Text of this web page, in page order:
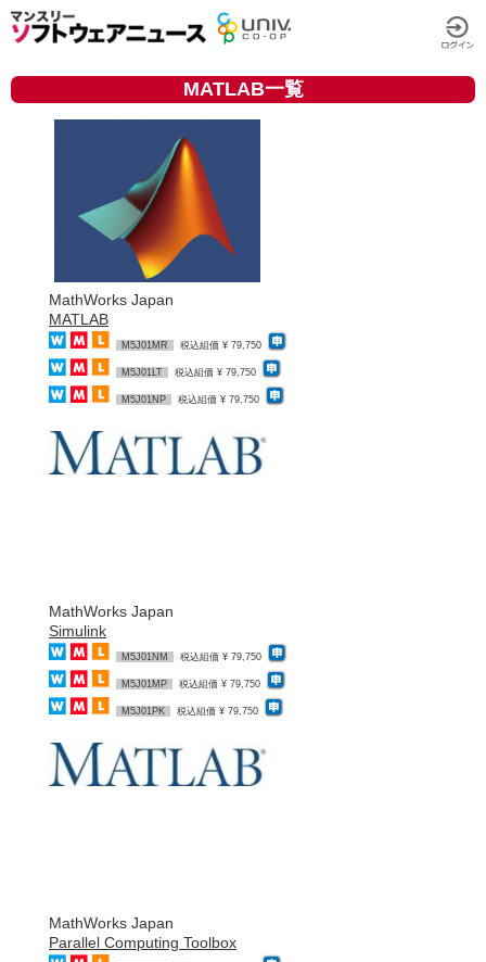
MATLAB一覧
MathWorks Japan
MATLAB
M5J01MR 税込組価 ¥ 79,750
M5J01LT 税込組価 ¥ 79,750
M5J01NP 税込組価 ¥ 79,750
MathWorks Japan
Simulink
M5J01NM 税込組価 ¥ 79,750
M5J01MP 税込組価 ¥ 79,750
M5J01PK 税込組価 ¥ 79,750
MathWorks Japan
Parallel Computing Toolbox